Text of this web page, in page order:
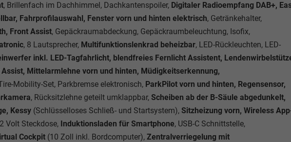
, Brillenfach im Dachhimmel, Dachkantenspoiler, Digitaler Radioempfang DAB+,
Fahrprofilauswahl, Fenster vorn und hinten elektrisch, Getränkehalter,
Front Assist, Gepäckraumabdeckung, Gepäckraumbeleuchtung, Isofix,
, 8 Lautsprecher, Multifunktionslenkrad beheizbar, LED-Rückleuchten, LED-
inkl. LED-Tagfahrlicht, blendfreies Fernlicht Assistent,
Mittelarmlehne vorn und hinten, Müdigkeitserkennung,
Mobility-Set, Parkbremse elektronisch, ParkPilot vorn und hinten, Regensensor,
, Rücksitzlehne geteilt umklappbar, Scheiben ab der B-Säule abgedunkelt,
Kessy (Schlüsselloses Schließ- und Startsystem), Sitzheizung vorn, Wireless
Volt Steckdose, Induktionsladen für Smartphone, USB-C Schnittstelle,
Cockpit (10 Zoll inkl. Bordcomputer), Zentralverriegelung mit